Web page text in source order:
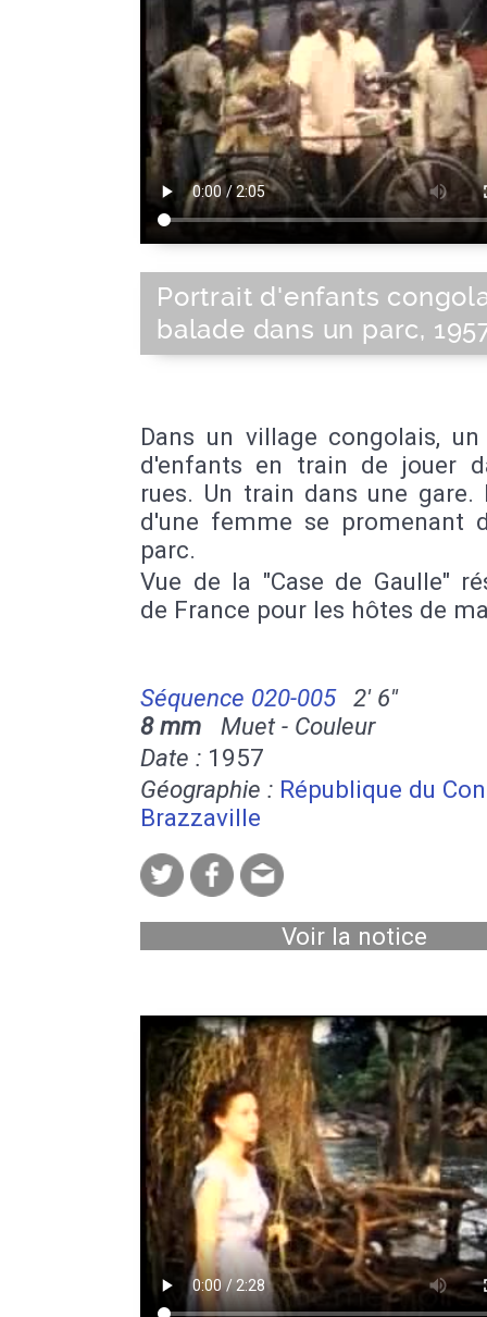
Portrait d'enfants
balade dans un parc,
Dans un village congolais,
d'enfants en train de jouer
rues. Un train dans une gare.
d'une femme se promenant
parc.
Vue de la "Case de Gaulle"
de France pour les hôtes de
Séquence 020-005
2' 6''
8 mm Muet - Couleur
Date : 1957
Géographie : République du
Brazzaville
Voir la notice